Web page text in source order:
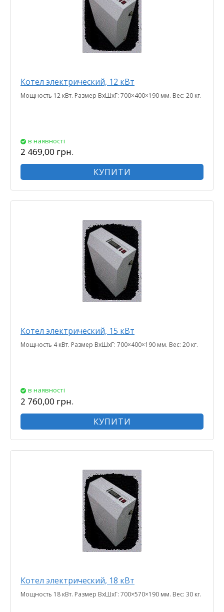
Котел электрический, 12 кВт
Мощность 12 кВт. Размер ВхШхГ: 700×400×190 мм. Вес: 20 кг.
в наявності
2 469,00 грн.
КУПИТИ
Котел электрический, 15 кВт
Мощность 4 кВт. Размер ВхШхГ: 700×400×190 мм. Вес: 20 кг.
в наявності
2 760,00 грн.
КУПИТИ
Котел электрический, 18 кВт
Мощность 18 кВт. Размер ВхШхГ: 700×570×190 мм. Вес: 30 кг.